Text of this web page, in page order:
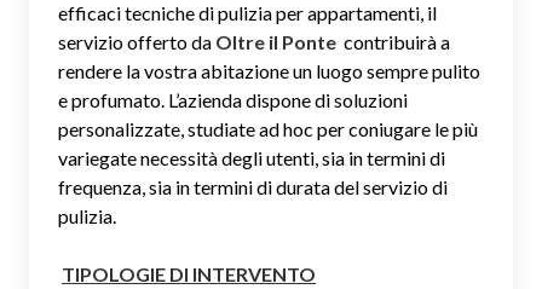
efficaci tecniche di pulizia per appartamenti, il
servizio offerto da Oltre il Ponte contribuirà a
rendere la vostra abitazione un luogo sempre pulito
e profumato. L’azienda dispone di soluzioni
personalizzate, studiate ad hoc per coniugare le più
variegate necessità degli utenti, sia in termini di
frequenza, sia in termini di durata del servizio di
pulizia.
TIPOLOGIE DI INTERVENTO